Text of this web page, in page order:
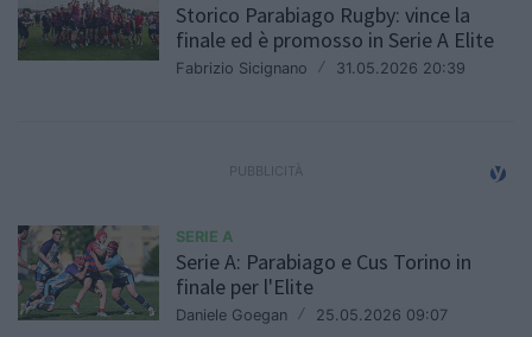
Storico Parabiago Rugby: vince la
finale ed è promosso in Serie A Elite
Fabrizio Sicignano / 31.05.2026 20:39
SERIE A
Serie A: Parabiago e Cus Torino in
finale per l'Elite
Daniele Goegan / 25.05.2026 09:07